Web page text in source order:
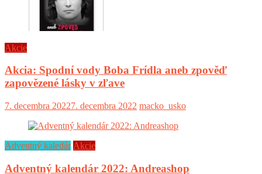
Akcie
Akcia: Spodní vody Boba Frídla aneb zpověď
zapovězené lásky v zľave
7. decembra 20227. decembra 2022 macko_usko
Adventný kaledár Akcie
Adventný kalendár 2022: Andreashop